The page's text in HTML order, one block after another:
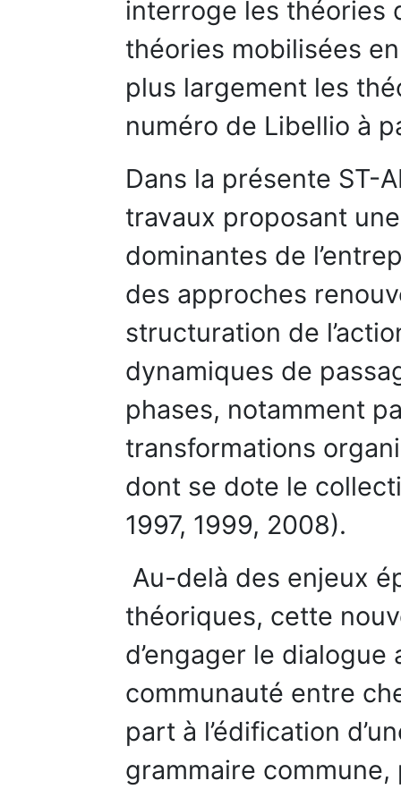
interroge les théories
théories mobilisées
plus largement les
numéro de Libellio à
Dans la présente ST-
travaux proposant
dominantes de
des approches
structuration de
dynamiques de
phases, notamment
transformations
dont se dote le
1997, 1999, 2008).
Au-delà des enjeux
théoriques, cette
d’engager le
communauté entre
part à l’édification
grammaire